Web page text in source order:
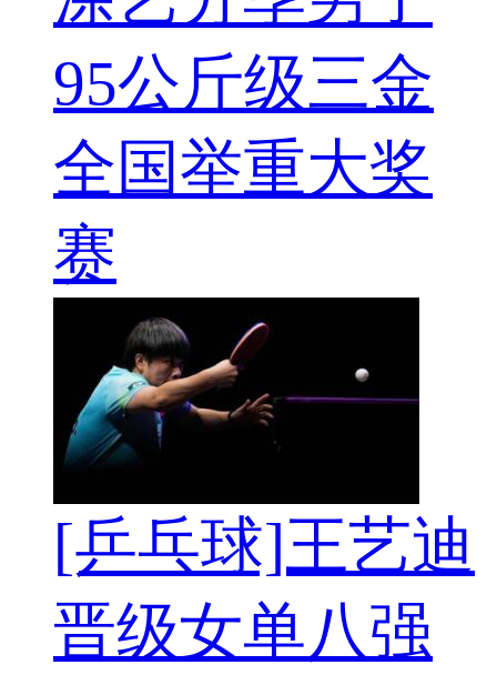
95公斤级三金
全国举重大奖
赛
[乒乓球]王艺迪
晋级女单八强